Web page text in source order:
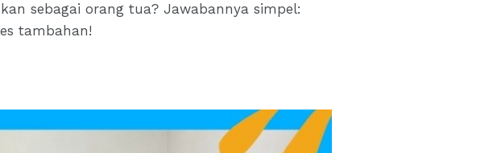
sebagai orang tua? Jawabannya simpel:
tambahan!